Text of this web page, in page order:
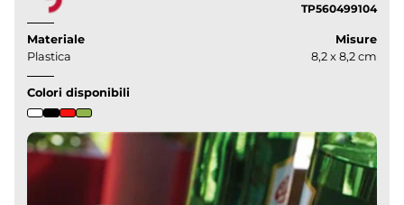
TP560499104
Materiale
Plastica
Misure
8,2 x 8,2 cm
Colori disponibili